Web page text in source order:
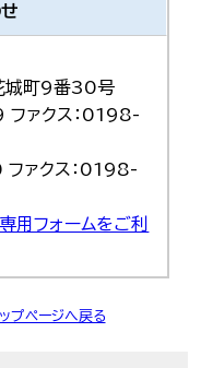
城町9番30号
ァクス：0198-
ァクス：0198-
用フォームをご利
ップページへ戻る